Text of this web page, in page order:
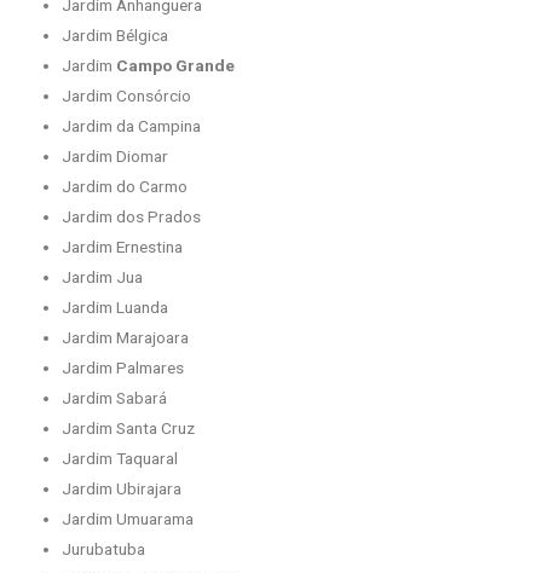
Jardim Anhanguera
Jardim Bélgica
Jardim Campo Grande
Jardim Consórcio
Jardim da Campina
Jardim Diomar
Jardim do Carmo
Jardim dos Prados
Jardim Ernestina
Jardim Jua
Jardim Luanda
Jardim Marajoara
Jardim Palmares
Jardim Sabará
Jardim Santa Cruz
Jardim Taquaral
Jardim Ubirajara
Jardim Umuarama
Jurubatuba